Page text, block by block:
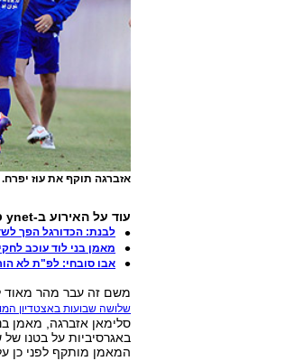
אזברגה תוקף את עוז
עוד על האירוע ב-ynet ספורט:
לבנת: הכדורגל הפך
מאמן בני לוד עוכב
אבו סובחי: לפ"ת לא
משם זה עבר מהר מאוד
שלושה שבועות באצטדיון
סלימאן אזברגה, מאמן
באגרסיביות על בטנו
המאמן מותקף לפני כן